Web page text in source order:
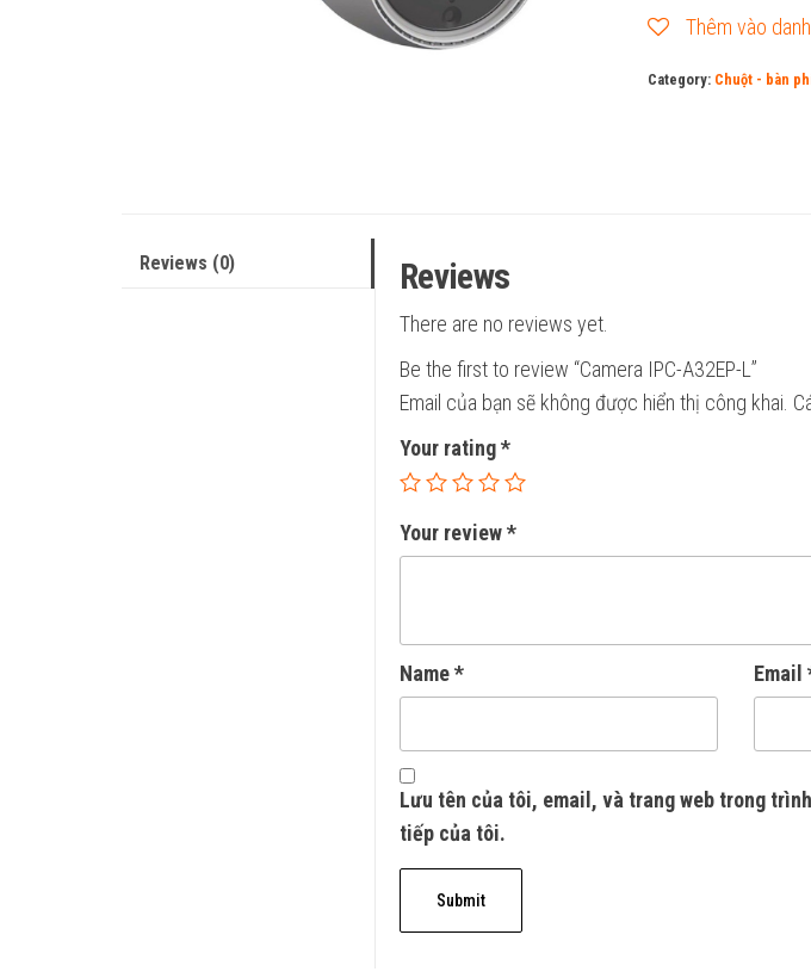
Thêm vào
Category: Chuột - bàn
Reviews (0) Reviews
There are no reviews yet.
Be the first to review “Camera IPC-A32EP-L”
Email của bạn sẽ không được hiển thị công khai.
Your rating*
Your review*
Name* Email
Lưu tên của tôi, email, và trang web trong
tiếp của tôi.